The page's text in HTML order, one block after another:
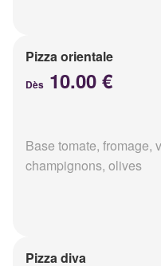
Pizza orientale
Dès 10.00 €
Base tomate, fromage,
champignons, olives
Pizza diva